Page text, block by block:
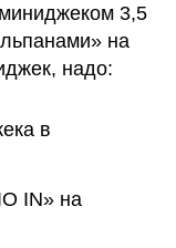
миниджеком 3,5
на
надо:
в
IN» на